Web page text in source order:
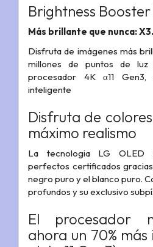
Brightness
Más brillante que nunca:
Disfruta de imágenes más
millones de puntos de luz
procesador 4K α11
inteligente
Disfruta de
máximo realismo
La tecnologia LG OLED
perfectos certificados
negro puro y el blanco puro.
profundos y su exclusivo
El procesador
ahora un 70%